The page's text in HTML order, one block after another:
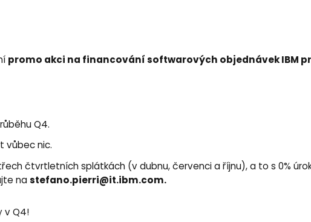
promo akci na financování softwarových objednávek IBM
Q4.
vůbec nic.
čtvrtletních splátkách (v dubnu, červenci a říjnu), a to s 0%
nastefano.pierri@it.ibm.com.
v Q4!